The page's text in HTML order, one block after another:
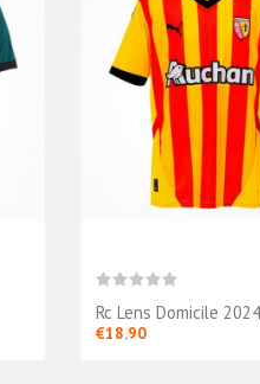
Rc Lens Domicile
€18.90